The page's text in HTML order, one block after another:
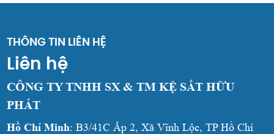
THÔNG TIN LIÊN HỆ
Liên hệ
CÔNG TY TNHH SX & TM KỆ SẮT HỮU
PHÁT
Hồ Chí Minh: B3/41C Ấp 2, Xã Vĩnh Lộc, TP Hồ Chí